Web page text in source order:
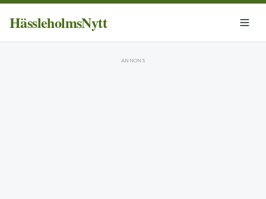
HässleholmsNytt
ANNONS